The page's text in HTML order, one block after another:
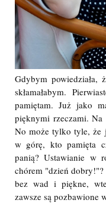
Gdybym powiedziała,
skłamałabym.
pamiętam. Już jako
pięknymi rzeczami. Na
No może tylko tyle, że
w górę, kto pamięta
panią? Ustawianie w
chórem "dzień
bez wad i piękne,
zawsze są pozbawione